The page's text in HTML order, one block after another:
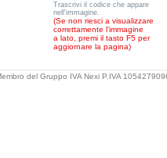
Trascrivi il codice che appare
nell'immagine.
(Se non riesci a visualizzare
correttamente l'immagine
a lato, premi il tasto F5 per
aggiornare la pagina)
del Gruppo IVA Nexi P.IVA